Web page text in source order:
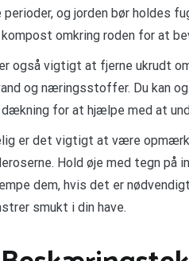
perioder, og jorden bør holdes
omkring roden for at
også vigtigt at fjerne ukrudt
og næringsstoffer. Du kan
for at hjælpe med at
er det vigtigt at være
Hold øje med tegn
dem, hvis det er
smukt i din have.